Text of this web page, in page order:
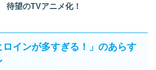
待望のTVアニメ化！
ロインが多すぎる！」のあらす